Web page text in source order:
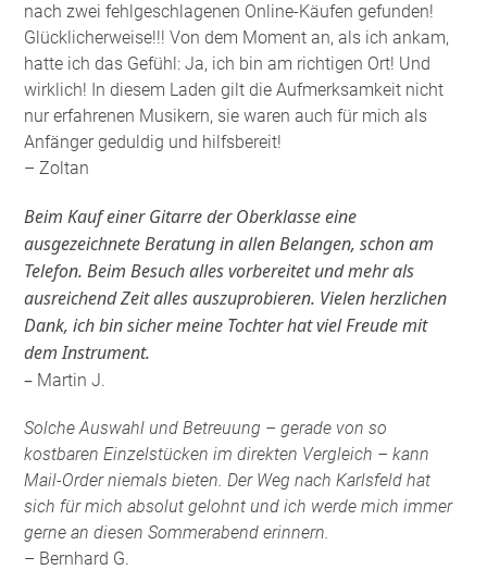
nach zwei fehlgeschlagenen Online-Käufen gefunden!
Glücklicherweise!!! Von dem Moment an, als ich ankam,
hatte ich das Gefühl: Ja, ich bin am richtigen Ort! Und
wirklich! In diesem Laden gilt die Aufmerksamkeit nicht
nur erfahrenen Musikern, sie waren auch für mich als
Anfänger geduldig und hilfsbereit!
– Zoltan
Beim Kauf einer Gitarre der Oberklasse eine
ausgezeichnete Beratung in allen Belangen, schon am
Telefon. Beim Besuch alles vorbereitet und mehr als
ausreichend Zeit alles auszuprobieren. Vielen herzlichen
Dank, ich bin sicher meine Tochter hat viel Freude mit
dem Instrument.
– Martin J.
Solche Auswahl und Betreuung – gerade von so
kostbaren Einzelstücken im direkten Vergleich – kann
Mail-Order niemals bieten. Der Weg nach Karlsfeld hat
sich für mich absolut gelohnt und ich werde mich immer
gerne an diesen Sommerabend erinnern.
– Bernhard G.